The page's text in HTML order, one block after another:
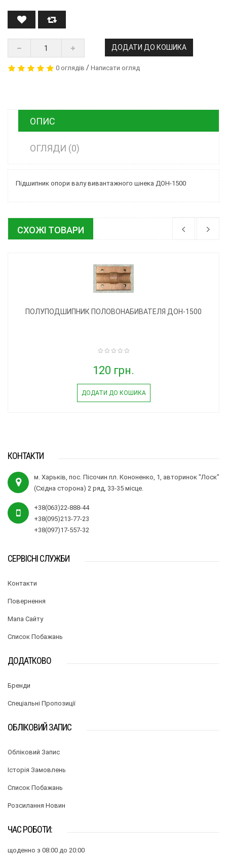
ДОДАТИ ДО КОШИКА
0 оглядів / Написати огляд
ОПИС
ОГЛЯДИ (0)
Підшипник опори валу вивантажного шнека ДОН-1500
СХОЖІ ТОВАРИ
ПОЛУПОДШИПНИК ПОЛОВОНАБИВАТЕЛЯ ДОН-1500
120 грн.
ДОДАТИ ДО КОШИКА
КОНТАКТИ
м. Харьків, пос. Пісочин пл. Кононенко, 1, авторинок "Лоск"
(Східна сторона) 2 ряд, 33-35 місце.
+38(063)22-888-44
+38(095)213-77-23
+38(097)17-557-32
СЕРВІСНІ СЛУЖБИ
Контакти
Повернення
Мапа Сайту
Список Побажань
ДОДАТКОВО
Бренди
Спеціальні Пропозиції
ОБЛІКОВИЙ ЗАПИС
Обліковий Запис
Історія Замовлень
Список Побажань
Розсилання Новин
ЧАС РОБОТИ:
щоденно з 08:00 до 20:00